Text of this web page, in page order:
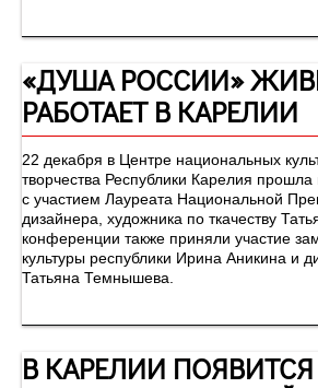
«ДУША РОССИИ»
РАБОТАЕТ В КАРЕЛИИ
22 декабря в Центре национальных
творчества Республики Карелия
с участием Лауреата Национальной
дизайнера, художника по ткачеству
конференции также приняли участие
культуры республики Ирина Аникина и
Татьяна Темнышева.
В КАРЕЛИИ